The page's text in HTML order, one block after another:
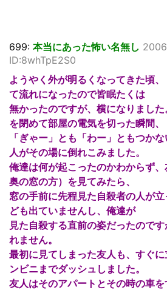
699: 本当にあった怖い名無し
ID:8whTpE2S0
ようやく外が明るくなってきた頃
て流れになったので皆眠たくは
無かったのですが、横になりまし
を閉めて部屋の電気を切った瞬間、
「ぎゃー」とも「わー」ともつか
人がその場に倒れこみました。
俺達は何が起こったのかわからず
奥の窓の方）を見てみたら、
窓の手前に先程見た自殺者の人が
ども出ていませんし、俺達が
見た自殺する直前の姿だったので
れません。
最初に見てしまった友人も、すぐ
ンビニまでダッシュしました。
友人はそのアパートとその時の車